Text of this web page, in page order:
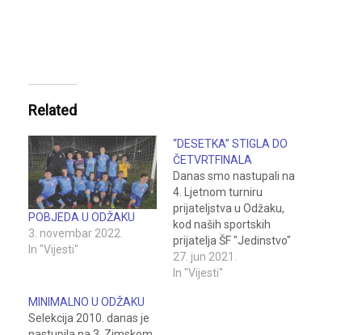
Related
POBJEDA U ODŽAKU
3. novembar 2022.
In "Vijesti"
“DESETKA” STIGLA DO
ČETVRTFINALA
Danas smo nastupali na
4. Ljetnom turniru
prijateljstva u Odžaku,
kod naših sportskih
prijatelja ŠF "Jedinstvo"
iz ovog grada. Selekcija
2010. zaustavljena je u
27. jun 2021.
In "Vijesti"
MINIMALNO U ODŽAKU
Selekcija 2010. danas je